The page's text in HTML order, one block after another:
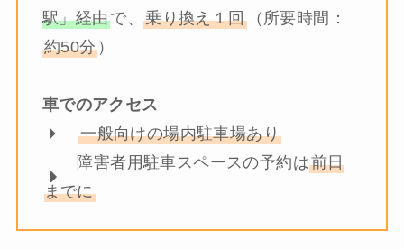
駅」経由で、乗り換え１回（所要時間：
約50分 ）
車でのアクセス
一般向けの場内駐車場あり
障害者用駐車スペースの予約は前日
までに